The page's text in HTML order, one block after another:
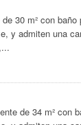
30 m² con
y admiten una
de 34 m² con